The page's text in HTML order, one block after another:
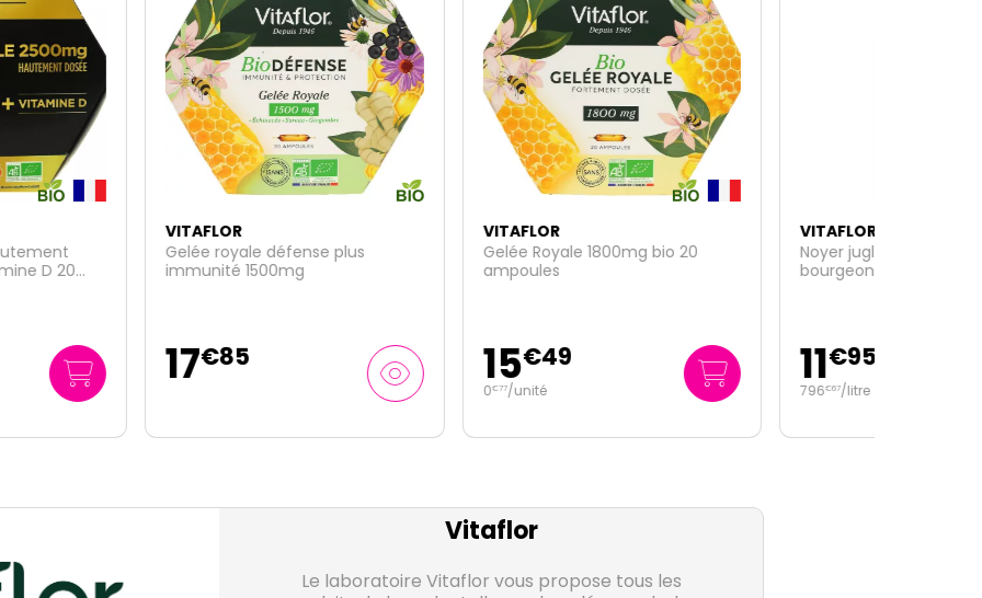
royale défense plus
1500mg
Gelée Royale 1800mg bio 20
ampoules
Noyer juglans regia L. extrait de
Vitaflor
Le laboratoire Vitaflor vous propose tous les